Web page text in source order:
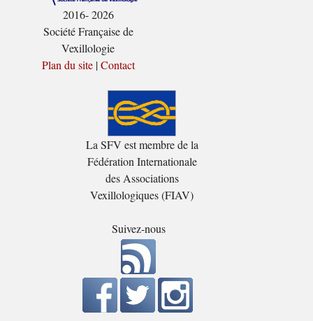
2016- 2026
Société Française de
Vexillologie
Plan du site|Contact
La SFV est membre de la
Fédération Internationale
des Associations
Vexillologiques (FIAV)
Suivez-nous